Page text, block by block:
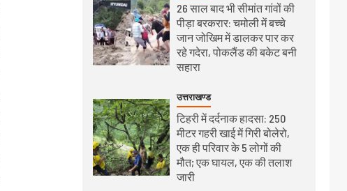
26 साल बाद भी सीमांत गांवों की
पीड़ा बरकरार: चमोली में बच्चे
जान जोखिम में डालकर पार कर
रहे गदेरा, पोकलैंड की बकेट बनी
सहारा
उत्तराखण्ड
टिहरी में दर्दनाक हादसा: 250
मीटर गहरी खाई में गिरी बोलेरो,
एक ही परिवार के 5 लोगों की
मौत; एक घायल, एक की तलाश
जारी